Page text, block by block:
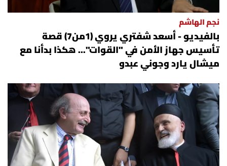
نجم الهاشم
بالفيديو - أسعد شفتري يروي (1من7) قصة
تأسيس جهاز الأمن في "القوات"... هكذا بدأنا مع
ميشال يارد وجوني عبدو